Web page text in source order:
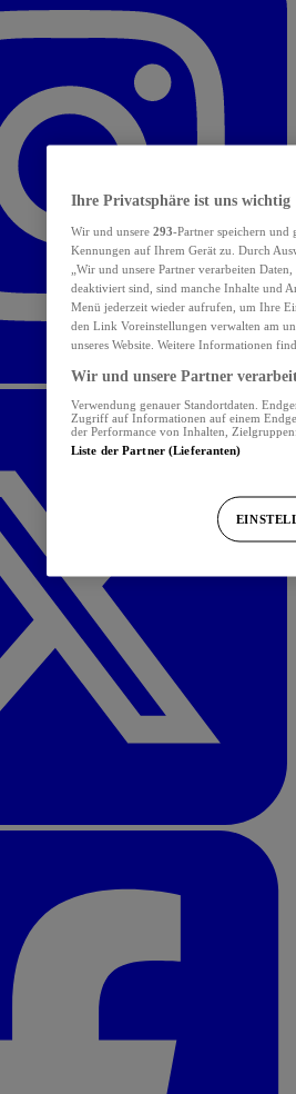
Ihre Privatsphäre ist uns wichtig
Wir und unsere 293-Partner speichern und
Kennungen auf Ihrem Gerät zu. Durch
„Wir und unsere Partner verarbeiten
deaktiviert sind, sind manche Inhalte und
Menü jederzeit wieder aufrufen, um Ihre
den Link Voreinstellungen verwalten am
unseres Website. Weitere Informationen
Wir und unsere Partner
Verwendung genauer Standortdaten.
Zugriff auf Informationen auf einem
der Performance von Inhalten,
Liste der Partner (Lieferanten)